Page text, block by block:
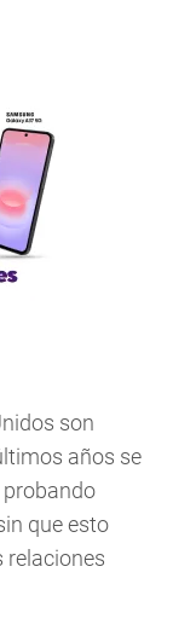
son
años se
que esto
relaciones